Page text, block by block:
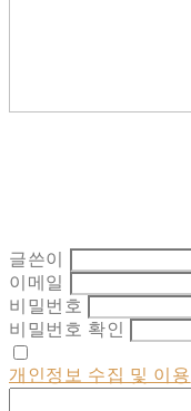
글쓴이
이메일
비밀번호
비밀번호 확인
개인정보 수집 및 이용